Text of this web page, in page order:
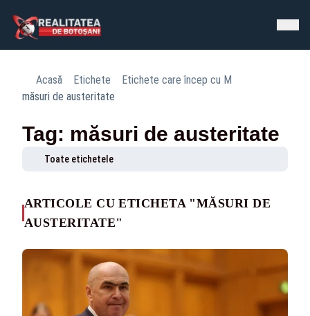
Acasă Etichete
Etichete care încep cu M
măsuri de austeritate
Tag: măsuri de austeritate
Toate etichetele
ARTICOLE CU ETICHETA "MĂSURI DE
AUSTERITATE"